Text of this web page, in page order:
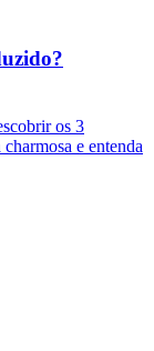
os 3
e entenda